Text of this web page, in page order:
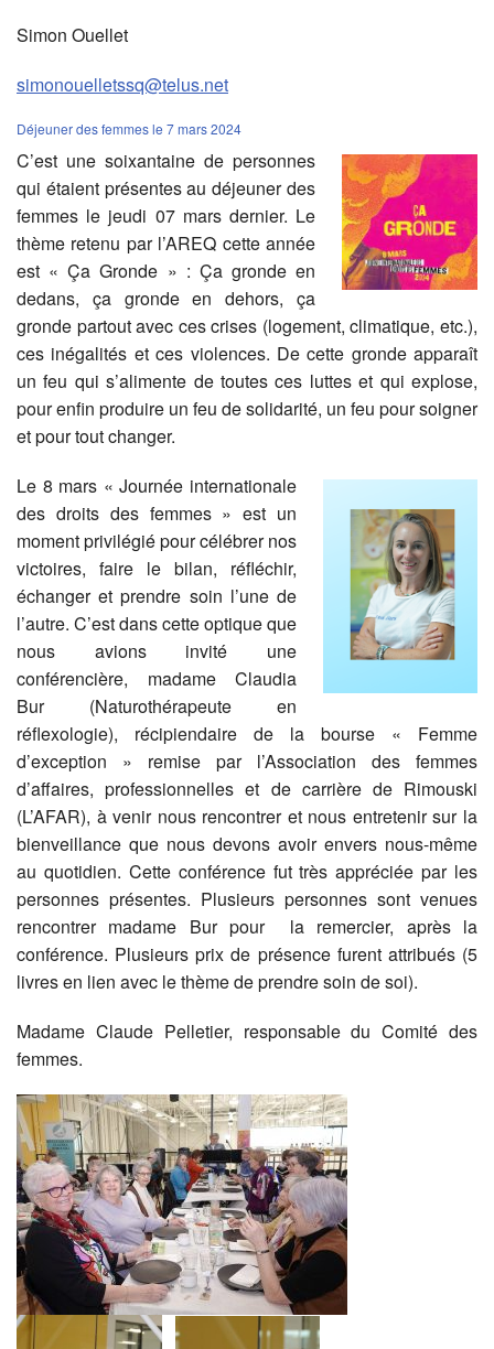
Simon Ouellet
simonouelletssq@telus.net
Déjeuner des femmes le 7 mars 2024
C’est une soixantaine de personnes
qui étaient présentes au déjeuner des
femmes le jeudi 07 mars dernier. Le
thème retenu par l’AREQ cette année
est « Ça Gronde » : Ça gronde en
dedans, ça gronde en dehors, ça
gronde partout avec ces crises (logement, climatique, etc.),
ces inégalités et ces violences. De cette gronde apparaît
un feu qui s’alimente de toutes ces luttes et qui explose,
pour enfin produire un feu de solidarité, un feu pour soigner
et pour tout changer.
Le 8 mars « Journée internationale
des droits des femmes » est un
moment privilégié pour célébrer nos
victoires, faire le bilan, réfléchir,
échanger et prendre soin l’une de
l’autre. C’est dans cette optique que
nous avions invité une
conférencière, madame Claudia
Bur (Naturothérapeute en
réflexologie), récipiendaire de la bourse « Femme
d’exception » remise par l’Association des femmes
d’affaires, professionnelles et de carrière de Rimouski
(L’AFAR), à venir nous rencontrer et nous entretenir sur la
bienveillance que nous devons avoir envers nous-même
au quotidien. Cette conférence fut très appréciée par les
personnes présentes. Plusieurs personnes sont venues
rencontrer madame Bur pour la remercier, après la
conférence. Plusieurs prix de présence furent attribués (5
livres en lien avec le thème de prendre soin de soi).
Madame Claude Pelletier, responsable du Comité des
femmes.